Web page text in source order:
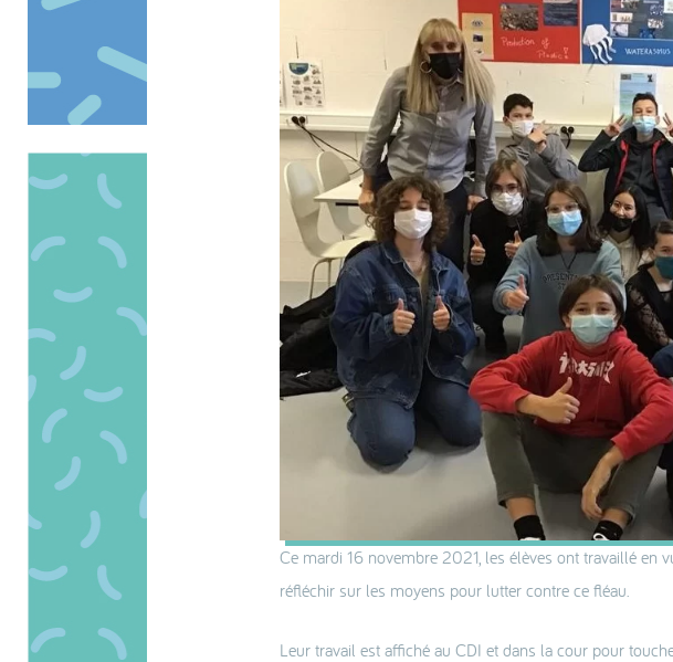
Ce mardi 16 novembre 2021, les élèves ont travaillé en
réfléchir sur les moyens pour lutter contre ce fléau.
Leur travail est affiché au CDI et dans la cour pour